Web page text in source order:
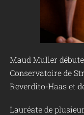
Maud Muller débute
Conservatoire de
Reverdito-Haas et
Lauréate de